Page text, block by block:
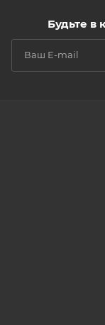
Будьте в